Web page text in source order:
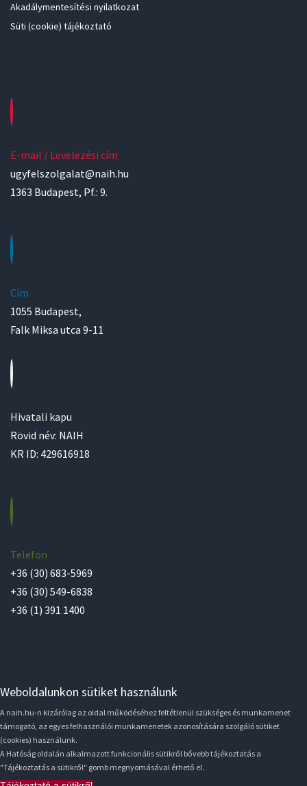
Akadálymentesítési nyilatkozat
Süti (cookie) tájékoztató
E-mail / Levelezési cím
ugyfelszolgalat@naih.hu
1363 Budapest, Pf.: 9.
Cím
1055 Budapest,
Falk Miksa utca 9-11
Hivatali kapu
Rövid név: NAIH
KR ID: 429616918
Telefon
+36 (30) 683-5969
+36 (30) 549-6838
+36 (1) 391 1400
Weboldalunkon sütiket használunk
A naih.hu-n kizárólag az oldal működéséhez feltétlenül szükséges és munkamenet
támogató, az egyes felhasználói munkamenetek azonosítására szolgáló sütiket
(cookies) használunk.
A Hatóság oldalán alkalmazott funkcionális sütikről bővebb tájékoztatás a
"Tájékoztatás a sütikről" gomb megnyomásával érhető el.